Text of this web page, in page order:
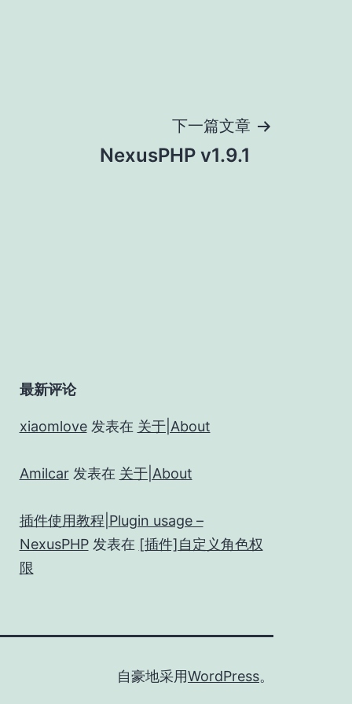
下一篇文章
NexusPHP v1.9.1
最新评论
xiaomlove发表在 关于|About
Amilcar发表在 关于|About
插件使用教程|Plugin usage –
NexusPHP发表在 [插件]自定义角色权
限
自豪地采用WordPress。